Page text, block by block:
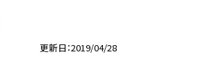
更新日 2019/04/28